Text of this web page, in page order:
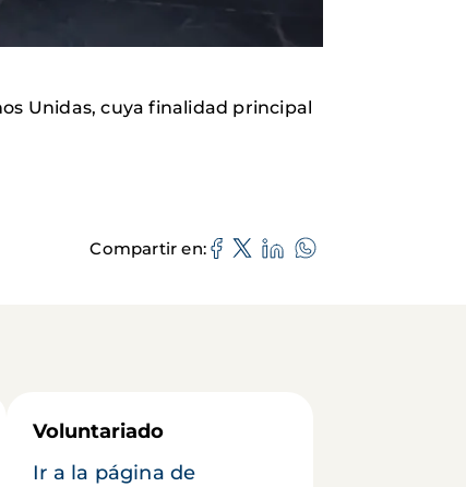
Unidas, cuya finalidad principal
Compartir en
Voluntariado
Ir a la página de